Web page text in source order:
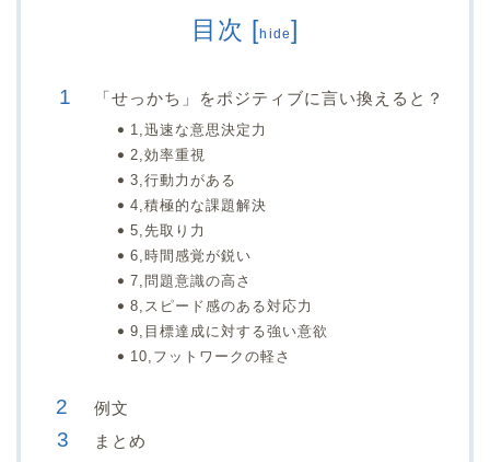
目次 [hide]
「せっかち」をポジティブに言い換えると？
1,迅速な意思決定力
2,効率重視
3,行動力がある
4,積極的な課題解決
5,先取り力
6,時間感覚が鋭い
7,問題意識の高さ
8,スピード感のある対応力
9,目標達成に対する強い意欲
10,フットワークの軽さ
例文
まとめ